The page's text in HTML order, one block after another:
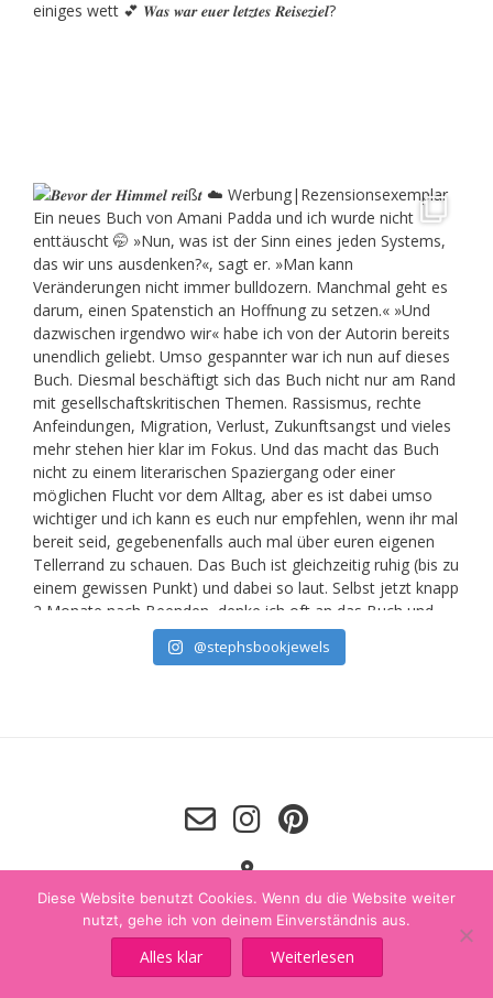
@stephsbookjewels
Diese Website benutzt Cookies. Wenn du die Website weiter
nutzt, gehe ich von deinem Einverständnis aus.
Alles klar Weiterlesen